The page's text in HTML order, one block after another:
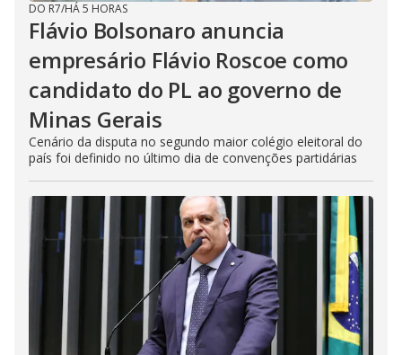
DO R7/HÁ 5 HORAS
Flávio Bolsonaro anuncia
empresário Flávio Roscoe como
candidato do PL ao governo de
Minas Gerais
Cenário da disputa no segundo maior colégio eleitoral do
país foi definido no último dia de convenções partidárias